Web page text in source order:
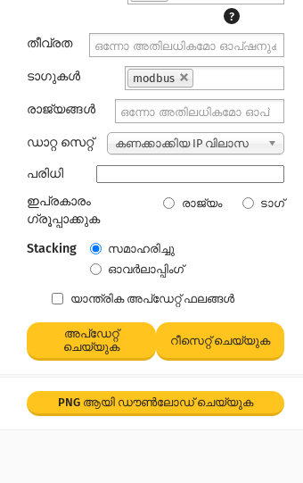
?
തീവ്രത
ടാഗുകൾ modbus
രാജ്യങ്ങൾ
ഡാറ്റ സെറ്റ്
കണക്കാക്കിയ IP വിലാസ
ങ്ങൾ
പരിധി
ഇപ്രകാരം
ഗ്രൂപ്പാക്കുക
രാജ്യം ടാഗ്
Stacking
സമാഹരിച്ചു
ഓവർലാപ്പിംഗ്
യാന്ത്രിക അപ്‌ഡേറ്റ് ഫലങ്ങൾ
അപ്‌ഡേറ്റ്
ചെയ്യുക
റീസെറ്റ് ചെയ്യുക
PNG ആയി ഡൗൺലോഡ് ചെയ്യുക